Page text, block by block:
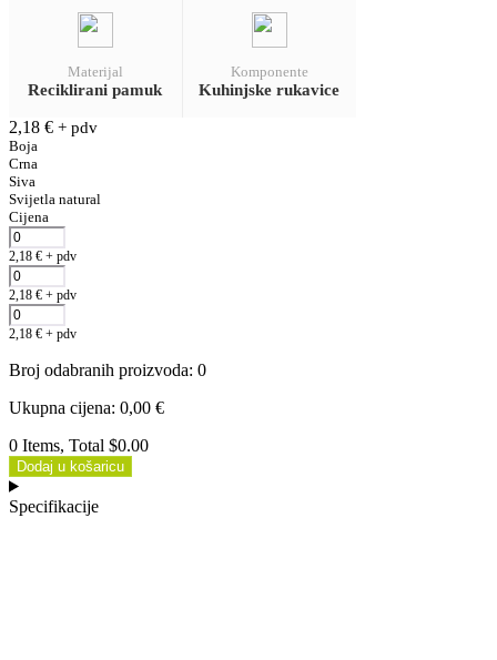
Materijal
Reciklirani pamuk
Komponente
Kuhinjske rukavice
2,18 € + pdv
Boja
Crna
Siva
Svijetla natural
Cijena
2,18 € + pdv
2,18 € + pdv
2,18 € + pdv
Broj odabranih proizvoda: 0
Ukupna cijena: 0,00 €
0 Items, Total $0.00
Dodaj u košaricu
Specifikacije